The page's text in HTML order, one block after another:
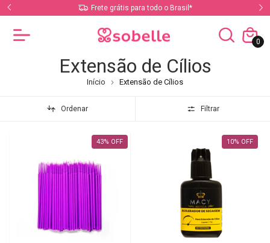
Frete grátis para todo o Brasil*
0
Extensão de Cílios
Início Extensão de Cílios
Ordenar Filtrar
43% OFF 10% OFF